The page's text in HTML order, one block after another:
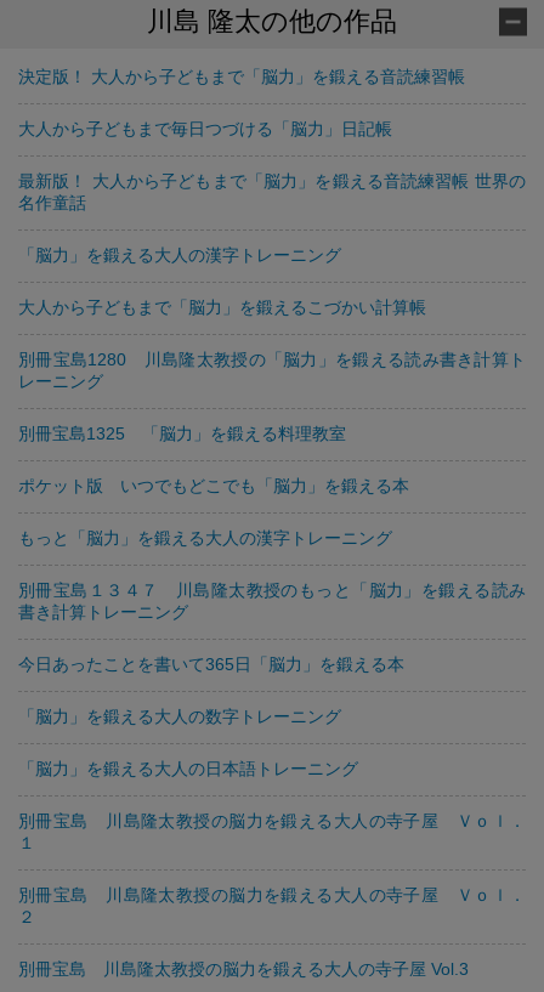
川島 隆太の他の作品
決定版！ 大人から子どもまで「脳力」を鍛える音読練習帳
大人から子どもまで毎日つづける「脳力」日記帳
最新版！ 大人から子どもまで「脳力」を鍛える音読練習帳 世界の
名作童話
「脳力」を鍛える大人の漢字トレーニング
大人から子どもまで「脳力」を鍛えるこづかい計算帳
別冊宝島1280 川島隆太教授の「脳力」を鍛える読み書き計算ト
レーニング
別冊宝島1325 「脳力」を鍛える料理教室
ポケット版 いつでもどこでも「脳力」を鍛える本
もっと「脳力」を鍛える大人の漢字トレーニング
別冊宝島１３４７ 川島隆太教授のもっと「脳力」を鍛える読み
書き計算トレーニング
今日あったことを書いて365日「脳力」を鍛える本
「脳力」を鍛える大人の数字トレーニング
「脳力」を鍛える大人の日本語トレーニング
別冊宝島 川島隆太教授の脳力を鍛える大人の寺子屋 Ｖｏｌ．
１
別冊宝島 川島隆太教授の脳力を鍛える大人の寺子屋 Ｖｏｌ．
２
別冊宝島 川島隆太教授の脳力を鍛える大人の寺子屋 Vol.3